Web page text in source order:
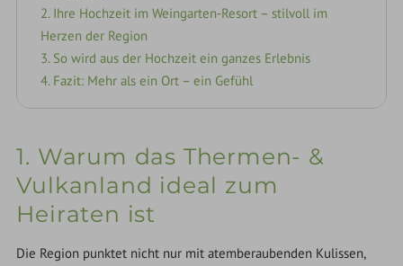
2. Ihre Hochzeit im Weingarten‑Resort – stilvoll im
Herzen der Region
3. So wird aus der Hochzeit ein ganzes Erlebnis
4. Fazit: Mehr als ein Ort – ein Gefühl
1. Warum das Thermen- &
Vulkanland ideal zum
Heiraten ist
Die Region punktet nicht nur mit atemberaubenden Kulissen,